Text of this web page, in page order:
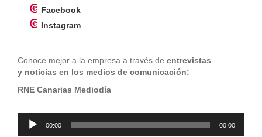
Facebook
Instagram
Conoce mejor a la empresa a través de entrevistas
y noticias en los medios de comunicación:
RNE Canarias Mediodía
Reproductor
00:00 00:00